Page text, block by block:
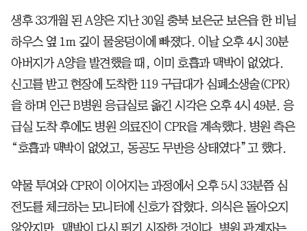
생후 33개월 된 A양은 지난 30일 충북 보은군 보은읍 한 비닐
하우스 옆 1m 깊이 물웅덩이에 빠졌다. 이날 오후 4시 30분
아버지가 A양을 발견했을 때, 이미 호흡과 맥박이 없었다.
신고를 받고 현장에 도착한 119 구급대가 심폐소생술(CPR)
을 하며 인근 B병원 응급실로 옮긴 시각은 오후 4시 49분. 응
급실 도착 후에도 병원 의료진이 CPR을 계속했다. 병원 측은
“호흡과 맥박이 없었고, 동공도 무반응 상태였다”고 했다.
약물 투여와 CPR이 이어지는 과정에서 오후 5시 33분쯤 심
전도를 체크하는 모니터에 신호가 잡혔다. 의식은 돌아오지
않았지만, 맥박이 다시 뛰기 시작한 것이다. 병원 관계자는